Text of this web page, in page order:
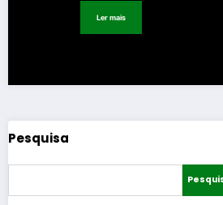
Ler mais
Pesquisa